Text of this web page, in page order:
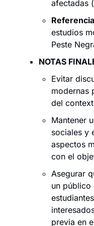
afectadas
estudios
Peste
NOTAS
Evitar
modernas
del
Mantener
sociales y
aspectos
con el
Asegurar
un público
previa en